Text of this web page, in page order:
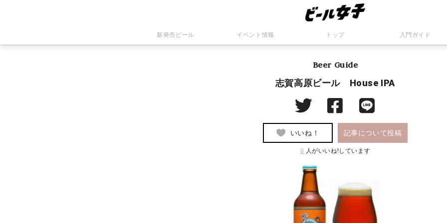
新発売ビール イベント情報 トップ 入門ガイド
Beer Guide
志賀高原ビール House IPA
いいね！ 記事について投稿
0 人がいいね!しています